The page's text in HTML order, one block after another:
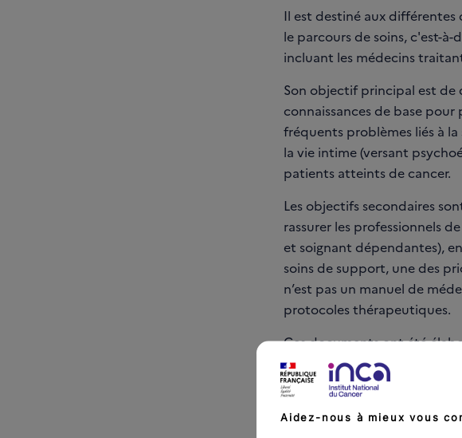
Il est destiné aux différentes
le parcours de soins, c'est-
incluant les médecins
Son objectif principal est de
connaissances de base
fréquents problèmes liés à
la vie intime (versant
patients atteints de cancer.
Les objectifs secondaires
rassurer les professionnels
et soignant dépendantes),
soins de support, une des
n’est pas un manuel de
protocoles thérapeutiques.
Ces documents ont été
oncologiques de support
Ces recommandations ont
Aidez-nous à mieux vous